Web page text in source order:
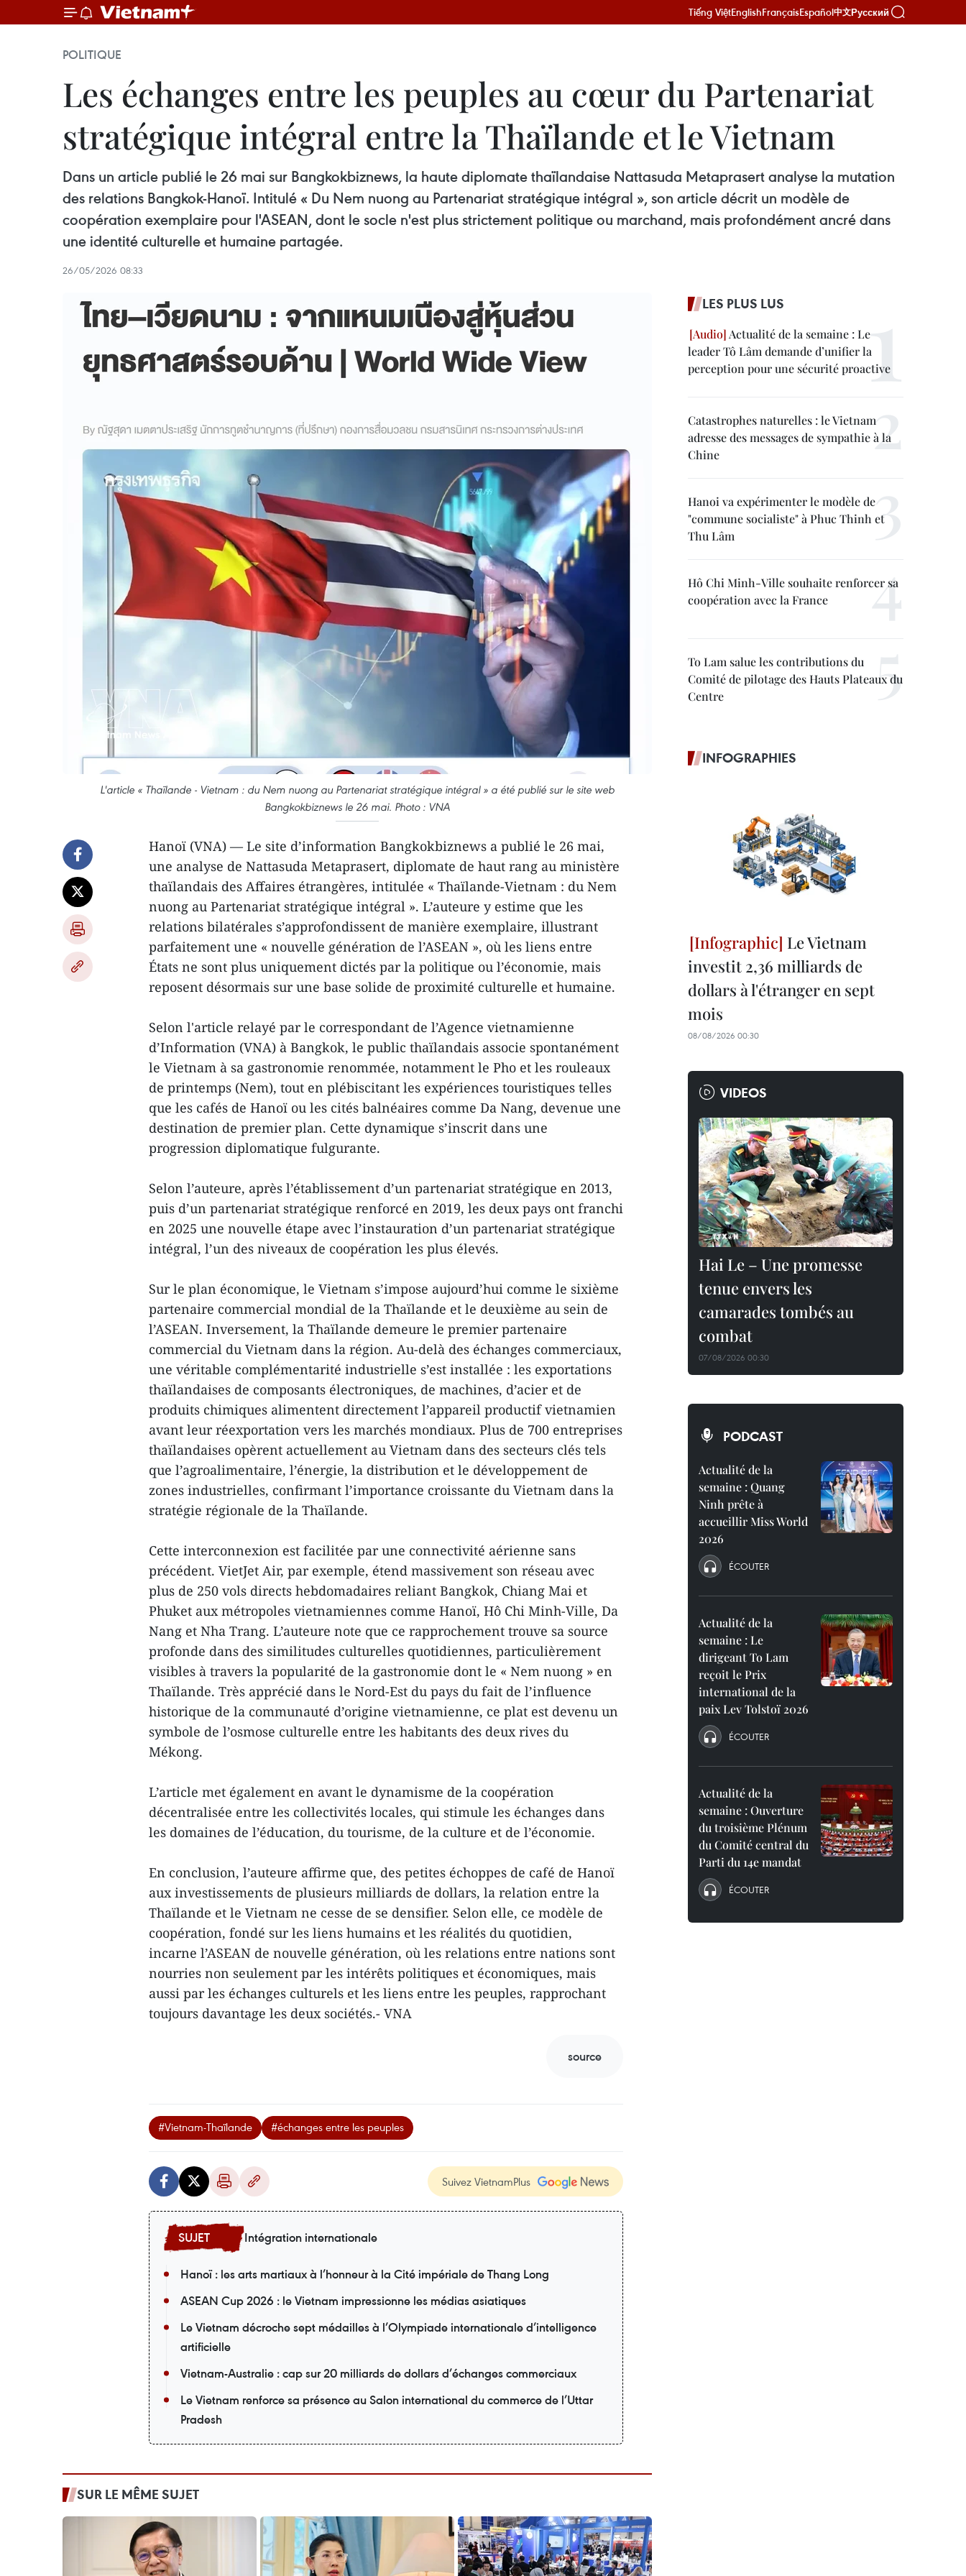
Tiếng ViệtEnglishFrançaisEspañol中文Русский
POLITIQUE
Les échanges entre les peuples au cœur du Partenariat
stratégique intégral entre la Thaïlande et le Vietnam
Dans un article publié le 26 mai sur Bangkokbiznews, la haute diplomate thaïlandaise Nattasuda Metaprasert analyse la mutation
des relations Bangkok-Hanoï. Intitulé « Du Nem nuong au Partenariat stratégique intégral », son article décrit un modèle de
coopération exemplaire pour l'ASEAN, dont le socle n'est plus strictement politique ou marchand, mais profondément ancré dans
une identité culturelle et humaine partagée.
26/05/2026 08:33
L'article « Thaïlande - Vietnam : du Nem nuong au Partenariat stratégique intégral » a été publié sur le site web
Bangkokbiznews le 26 mai. Photo : VNA
Hanoï (VNA) — Le site d’information Bangkokbiznews a publié le 26 mai,
une analyse de Nattasuda Metaprasert, diplomate de haut rang au ministère
thaïlandais des Affaires étrangères, intitulée « Thaïlande-Vietnam : du Nem
nuong au Partenariat stratégique intégral ». L’auteure y estime que les
relations bilatérales s’approfondissent de manière exemplaire, illustrant
parfaitement une « nouvelle génération de l’ASEAN », où les liens entre
États ne sont plus uniquement dictés par la politique ou l’économie, mais
reposent désormais sur une base solide de proximité culturelle et humaine.
Selon l'article relayé par le correspondant de l’Agence vietnamienne
d’Information (VNA) à Bangkok, le public thaïlandais associe spontanément
le Vietnam à sa gastronomie renommée, notamment le Pho et les rouleaux
de printemps (Nem), tout en plébiscitant les expériences touristiques telles
que les cafés de Hanoï ou les cités balnéaires comme Da Nang, devenue une
destination de premier plan. Cette dynamique s’inscrit dans une
progression diplomatique fulgurante.
Selon l’auteure, après l’établissement d’un partenariat stratégique en 2013,
puis d’un partenariat stratégique renforcé en 2019, les deux pays ont franchi
en 2025 une nouvelle étape avec l’instauration d’un partenariat stratégique
intégral, l’un des niveaux de coopération les plus élevés.
Sur le plan économique, le Vietnam s’impose aujourd’hui comme le sixième
partenaire commercial mondial de la Thaïlande et le deuxième au sein de
l’ASEAN. Inversement, la Thaïlande demeure le premier partenaire
commercial du Vietnam dans la région. Au-delà des échanges commerciaux,
une véritable complémentarité industrielle s’est installée : les exportations
thaïlandaises de composants électroniques, de machines, d’acier et de
produits chimiques alimentent directement l’appareil productif vietnamien
avant leur réexportation vers les marchés mondiaux. Plus de 700 entreprises
thaïlandaises opèrent actuellement au Vietnam dans des secteurs clés tels
que l’agroalimentaire, l’énergie, la distribution et le développement de
zones industrielles, confirmant l’importance croissante du Vietnam dans la
stratégie régionale de la Thaïlande.
Cette interconnexion est facilitée par une connectivité aérienne sans
précédent. VietJet Air, par exemple, étend massivement son réseau avec
plus de 250 vols directs hebdomadaires reliant Bangkok, Chiang Mai et
Phuket aux métropoles vietnamiennes comme Hanoï, Hô Chi Minh-Ville, Da
Nang et Nha Trang. L’auteure note que ce rapprochement trouve sa source
profonde dans des similitudes culturelles quotidiennes, particulièrement
visibles à travers la popularité de la gastronomie dont le « Nem nuong » en
Thaïlande. Très apprécié dans le Nord-Est du pays du fait de l’influence
historique de la communauté d’origine vietnamienne, ce plat est devenu un
symbole de l’osmose culturelle entre les habitants des deux rives du
Mékong.
L’article met également en avant le dynamisme de la coopération
décentralisée entre les collectivités locales, qui stimule les échanges dans
les domaines de l’éducation, du tourisme, de la culture et de l’économie.
En conclusion, l’auteure affirme que, des petites échoppes de café de Hanoï
aux investissements de plusieurs milliards de dollars, la relation entre la
Thaïlande et le Vietnam ne cesse de se densifier. Selon elle, ce modèle de
coopération, fondé sur les liens humains et les réalités du quotidien,
incarne l’ASEAN de nouvelle génération, où les relations entre nations sont
nourries non seulement par les intérêts politiques et économiques, mais
aussi par les échanges culturels et les liens entre les peuples, rapprochant
toujours davantage les deux sociétés.- VNA
source
#Vietnam-Thaïlande #échanges entre les peuples
Suivez VietnamPlus
Intégration internationale
Hanoï : les arts martiaux à l’honneur à la Cité impériale de Thang Long
ASEAN Cup 2026 : le Vietnam impressionne les médias asiatiques
Le Vietnam décroche sept médailles à l’Olympiade internationale d’intelligence
artificielle
Vietnam-Australie : cap sur 20 milliards de dollars d’échanges commerciaux
Le Vietnam renforce sa présence au Salon international du commerce de l’Uttar
Pradesh
SUR LE MÊME SUJET
LES PLUS LUS
Actualité de la semaine : Le
leader Tô Lâm demande d’unifier la
perception pour une sécurité proactive
Catastrophes naturelles : le Vietnam
adresse des messages de sympathie à la
Chine
Hanoi va expérimenter le modèle de
"commune socialiste" à Phuc Thinh et
Thu Lâm
Hô Chi Minh-Ville souhaite renforcer sa
coopération avec la France
To Lam salue les contributions du
Comité de pilotage des Hauts Plateaux du
Centre
INFOGRAPHIES
Le Vietnam
investit 2,36 milliards de
dollars à l'étranger en sept
mois
08/08/2026 00:30
VIDEOS
Hai Le – Une promesse
tenue envers les
camarades tombés au
combat
07/08/2026 00:30
PODCAST
Actualité de la
semaine : Quang
Ninh prête à
accueillir Miss World
2026
ÉCOUTER
Actualité de la
semaine : Le
dirigeant To Lam
reçoit le Prix
international de la
paix Lev Tolstoï 2026
ÉCOUTER
Actualité de la
semaine : Ouverture
du troisième Plénum
du Comité central du
Parti du 14e mandat
ÉCOUTER